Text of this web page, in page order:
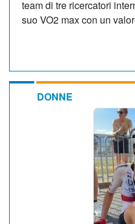
team di tre ricercatori
suo VO2 max con un
DONNE